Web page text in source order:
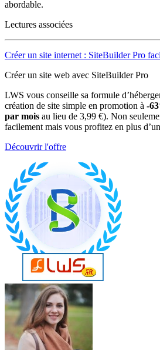
abordable.
Lectures associées
Créer un site internet : SiteBuilder Pro
Créer un site web avec SiteBuilder Pro
LWS vous conseille sa formule
création de site simple en promotion à -
par mois au lieu de 3,99 €). Non
facilement mais vous profitez en plus
Découvrir l'offre